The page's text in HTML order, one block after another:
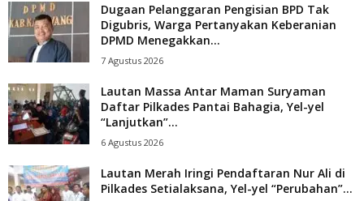
Dugaan Pelanggaran Pengisian BPD Tak
Digubris, Warga Pertanyakan Keberanian
DPMD Menegakkan...
7 Agustus 2026
Lautan Massa Antar Maman Suryaman
Daftar Pilkades Pantai Bahagia, Yel-yel
“Lanjutkan”...
6 Agustus 2026
Lautan Merah Iringi Pendaftaran Nur Ali di
Pilkades Setialaksana, Yel-yel “Perubahan”...